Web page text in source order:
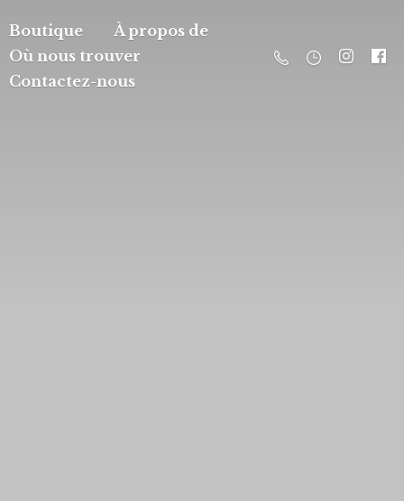
Boutique
À propos de
Où nous trouver
Contactez-nous